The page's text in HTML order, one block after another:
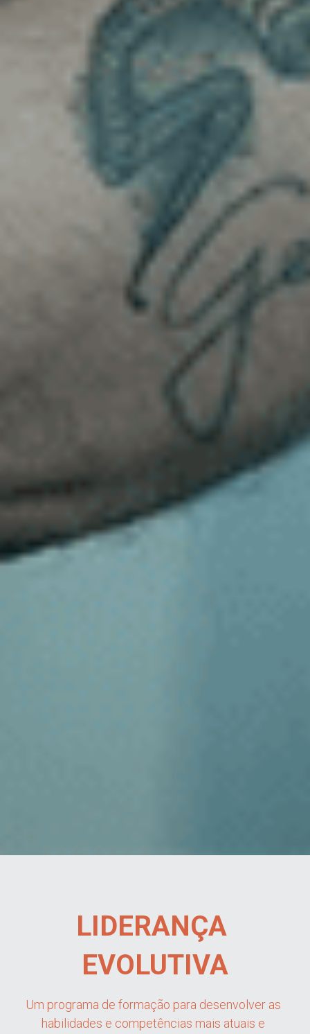
LIDERANÇA
EVOLUTIVA
Um programa de formação para desenvolver as
habilidades e competências mais atuais e